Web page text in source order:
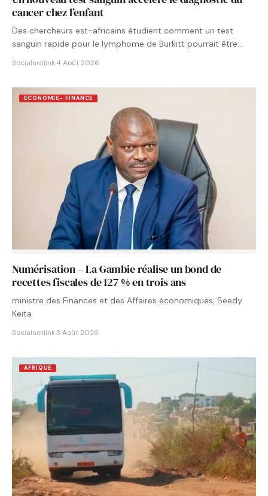
cancer chez l’enfant
Des chercheurs est-africains étudient comment un test
sanguin rapide pour le lymphome de Burkitt pourrait être
Socialnetlink·4 Août 2026
ECONOMIE- FINANCE
Numérisation – La Gambie réalise un bond de
recettes fiscales de 127 % en trois ans
ministre des Finances et des Affaires économiques, Seedy
Keita
Socialnetlink·3 Août 2026
AFRIQUE